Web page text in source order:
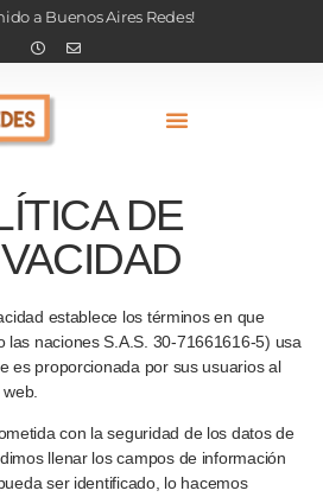
a Buenos Aires Redes!
DE
establece los términos en que
las naciones S.A.S. 30-71661616-5) usa
es proporcionada por sus usuarios al
con la seguridad de los datos de
llenar los campos de información
ser identificado, lo hacemos